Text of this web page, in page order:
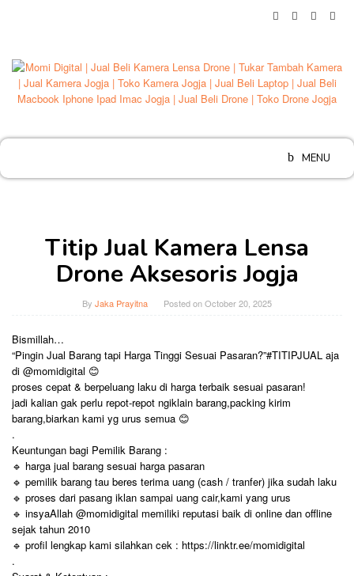
MENU
Titip Jual Kamera Lensa
Drone Aksesoris Jogja
By Jaka Prayitna Posted onOctober 20, 2025
Bismillah…
“Pingin Jual Barang tapi Harga Tinggi Sesuai Pasaran?”#TITIPJUAL aja
di @momidigital 😊
proses cepat & berpeluang laku di harga terbaik sesuai pasaran!
jadi kalian gak perlu repot-repot ngiklain barang,packing kirim
barang,biarkan kami yg urus semua 😊
.
Keuntungan bagi Pemilik Barang :
🔹 harga jual barang sesuai harga pasaran
🔹 pemilik barang tau beres terima uang (cash / tranfer) jika sudah laku
🔹 proses dari pasang iklan sampai uang cair,kami yang urus
🔹 insyaAllah @momidigital memiliki reputasi baik di online dan offline
sejak tahun 2010
🔹 profil lengkap kami silahkan cek : https://linktr.ee/momidigital
.